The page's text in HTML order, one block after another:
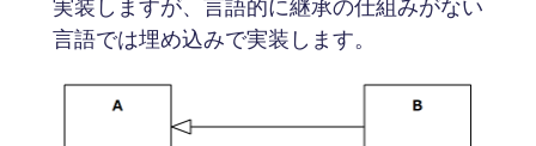
言語では埋め込みで実装します。